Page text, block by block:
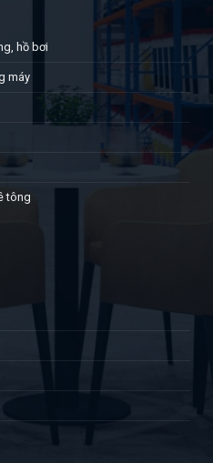
hồ bơi
máy
tông